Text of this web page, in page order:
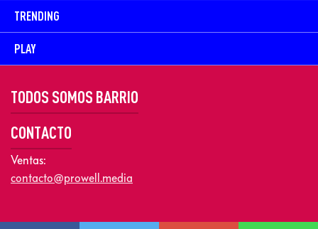
TRENDING
PLAY
TODOS SOMOS BARRIO
CONTACTO
Ventas:
contacto@prowell.media